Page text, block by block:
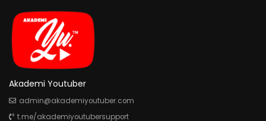
Akademi Youtuber
admin@akademiyoutuber.com
t.me/akademiyoutubersupport